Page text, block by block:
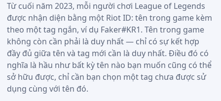
Từ cuối năm 2023, mỗi người chơi League of Legends
được nhận diện bằng một Riot ID: tên trong game kèm
theo một tag ngắn, ví dụ Faker#KR1. Tên trong game
không còn cần phải là duy nhất — chỉ có sự kết hợp
đầy đủ giữa tên và tag mới cần là duy nhất. Điều đó có
nghĩa là hầu như bất kỳ tên nào bạn muốn cũng có thể
sở hữu được, chỉ cần bạn chọn một tag chưa được sử
dụng cùng với tên đó.